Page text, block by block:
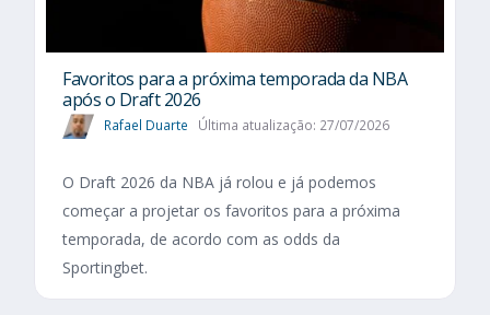
Favoritos para a próxima temporada da NBA
após o Draft 2026
Rafael Duarte Última atualização: 27/07/2026
O Draft 2026 da NBA já rolou e já podemos
começar a projetar os favoritos para a próxima
temporada, de acordo com as odds da
Sportingbet.